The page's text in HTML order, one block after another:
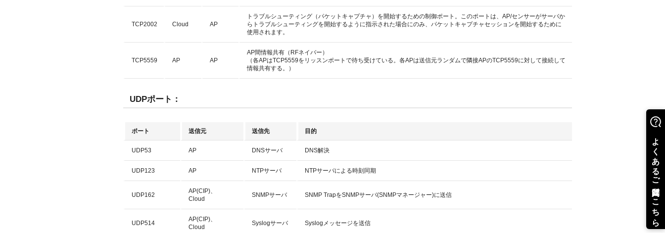
TCP2002 Cloud AP
トラブルシューティング（パケットキャプチャ）を開始するための制御ポート。このポートは、AP/センサーがサーバか
らトラブルシューティングを開始するように指示された場合にのみ、パケットキャプチャセッションを開始するために
使用されます。
TCP5559 AP AP
AP間情報共有（RFネイバー）
（各APはTCP5559をリッスンポートで待ち受けている。各APは送信元ランダムで隣接APのTCP5559に対して接続して
情報共有する。）
UDPポート：
ポート 送信元 送信先 目的
UDP53 AP DNSサーバ DNS解決
UDP123 AP NTPサーバ NTPサーバによる時刻同期
UDP162
AP(CIP)、
Cloud
SNMPサーバ SNMP TrapをSNMPサーバ(SNMPマネージャー)に送信
UDP514
AP(CIP)、
Cloud
Syslogサーバ Syslogメッセージを送信